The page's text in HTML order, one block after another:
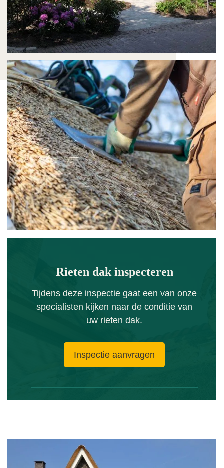
Rieten dak inspecteren
Tijdens deze inspectie gaat een van onze
specialisten kijken naar de conditie van
uw rieten dak.
Inspectie aanvragen